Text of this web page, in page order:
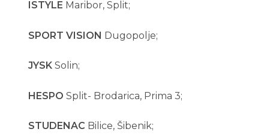
ISTYLE Maribor, Split;
SPORT VISION Dugopolje;
JYSK Solin;
HESPO Split- Brodarica, Prima 3;
STUDENAC Bilice, Šibenik;